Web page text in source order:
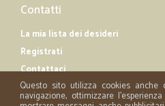
Contatti
La mia lista dei desideri
Registrati
Contattaci
Questo sito utilizza cookies
navigazione, ottimizzare